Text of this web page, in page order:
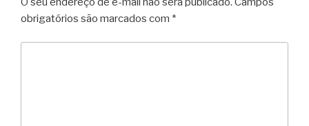
obrigatórios são marcados com *